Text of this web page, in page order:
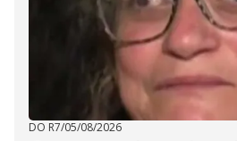
DO R7/05/08/2026